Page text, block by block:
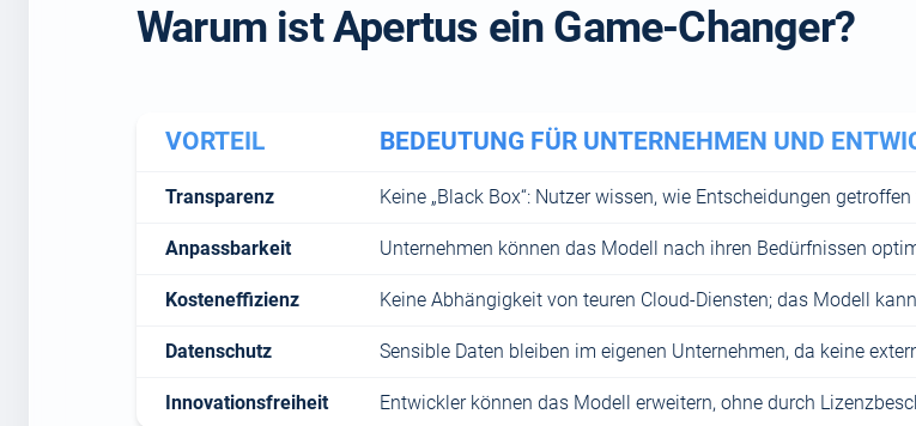
Warum ist Apertus ein Game-Changer?
VORTEIL BEDEUTUNG FÜR UNTERNEHMEN UND
Transparenz Keine „Black Box“: Nutzer wissen, wie Entscheidungen
Anpassbarkeit Unternehmen können das Modell nach ihren Bedürfnissen
Kosteneffizienz Keine Abhängigkeit von teuren Cloud-Diensten; das Modell
Datenschutz Sensible Daten bleiben im eigenen Unternehmen, da keine
Innovationsfreiheit Entwickler können das Modell erweitern, ohne durch